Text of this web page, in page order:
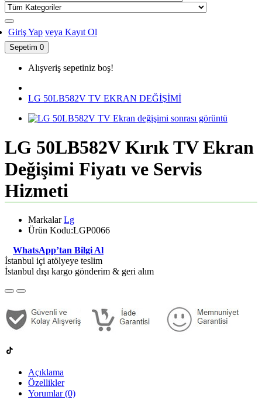
Giriş Yap veya Kayıt Ol
Sepetim 0
Alışveriş sepetiniz boş!
LG 50LB582V TV EKRAN DEĞİŞİMİ
LG 50LB582V Kırık TV Ekran
Değişimi Fiyatı ve Servis
Hizmeti
MarkalarLg
Ürün Kodu:LGP0066
WhatsApp’tan Bilgi Al
İstanbul içi atölyeye teslim
İstanbul dışı kargo gönderim & geri alım
Açıklama
Özellikler
Yorumlar (0)